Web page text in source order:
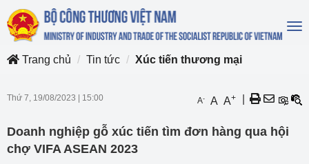
Trang chủ
Tin tức Xúc tiến thương mại
Thứ 7, 19/08/2023 15:00 A- A A+
Doanh nghiệp gỗ xúc tiến tìm đơn hàng qua hội
chợ VIFA ASEAN 2023